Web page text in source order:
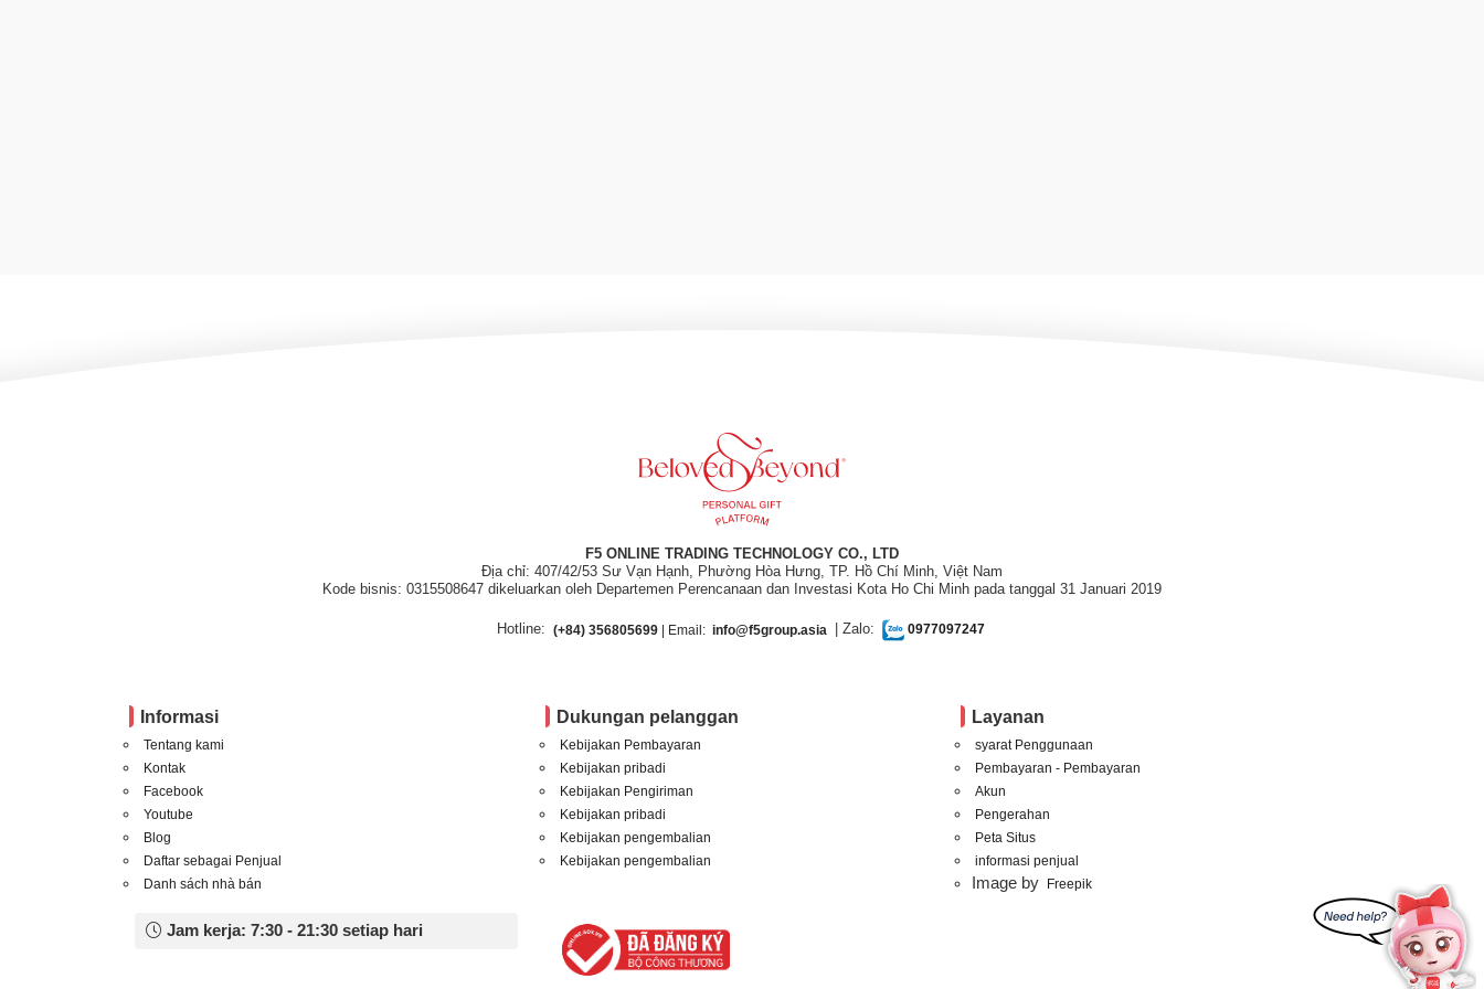
F5 ONLINE TRADING TECHNOLOGY CO., LTD
Địa chỉ: 407/42/53 Sư Vạn Hạnh, Phường Hòa Hưng, TP. Hồ Chí Minh, Việt Nam
Kode bisnis: 0315508647 dikeluarkan oleh Departemen Perencanaan dan Investasi Kota Ho Chi Minh pada tanggal 31 Januari 2019
Hotline: (+84) 356805699| Email: info@f5group.asia | Zalo: 0977097247
Informasi
Tentang kami
Kontak
Facebook
Youtube
Blog
Daftar sebagai Penjual
Danh sách nhà bán
Dukungan pelanggan
Kebijakan Pembayaran
Kebijakan pribadi
Kebijakan Pengiriman
Kebijakan pribadi
Kebijakan pengembalian
Kebijakan pengembalian
Layanan
syarat Penggunaan
Pembayaran - Pembayaran
Akun
Pengerahan
Peta Situs
informasi penjual
Image by Freepik
Jam kerja: 7:30 - 21:30 setiap hari